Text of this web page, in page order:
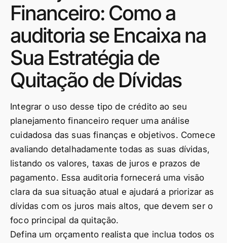
Financeiro: Como a
auditoria se Encaixa na
Sua Estratégia de
Quitação de Dívidas
Integrar o uso desse tipo de crédito ao seu
planejamento financeiro requer uma análise
cuidadosa das suas finanças e objetivos. Comece
avaliando detalhadamente todas as suas dívidas,
listando os valores, taxas de juros e prazos de
pagamento. Essa auditoria fornecerá uma visão
clara da sua situação atual e ajudará a priorizar as
dívidas com os juros mais altos, que devem ser o
foco principal da quitação.
Defina um orçamento realista que inclua todos os